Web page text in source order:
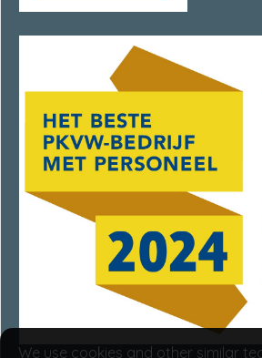
We use cookies and other similar